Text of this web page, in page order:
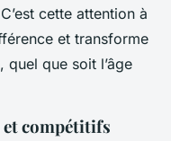
cette attention à
et transforme
quel que soit l’âge
compétitifs